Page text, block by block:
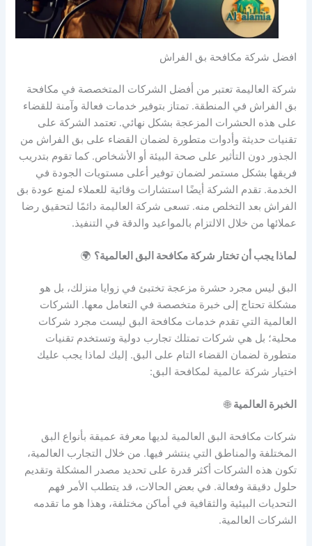
افضل شركة مكافحة بق الفراش
شركة العاليمة تعتبر من أفضل الشركات المتخصصة في مكافحة
بق الفراش في المنطقة. تمتاز بتوفير خدمات فعالة وآمنة للقضاء
على هذه الحشرات المزعجة بشكل نهائي. تعتمد الشركة على
تقنيات حديثة وأدوات متطورة لضمان القضاء على بق الفراش من
الجذور دون التأثير على صحة البيئة أو الأشخاص. كما تقوم بتدريب
فريقها بشكل مستمر لضمان توفير أعلى مستويات الجودة في
الخدمة. تقدم الشركة أيضًا استشارات وقائية للعملاء لمنع عودة بق
الفراش بعد التخلص منه. تسعى شركة العاليمة دائمًا لتحقيق رضا
عملائها من خلال الالتزام بالمواعيد والدقة في التنفيذ.
لماذا يجب أن تختار شركة مكافحة البق العالمية؟ 🌍
البق ليس مجرد حشرة مزعجة تختبئ في زوايا منزلك، بل هو
مشكلة تحتاج إلى خبرة متخصصة في التعامل معها. الشركات
العالمية التي تقدم خدمات مكافحة البق ليست مجرد شركات
محلية؛ بل هي شركات تمتلك تجارب دولية وتستخدم تقنيات
متطورة لضمان القضاء التام على البق. إليك لماذا يجب عليك
اختيار شركة عالمية لمكافحة البق:
الخبرة العالمية 🌐
شركات مكافحة البق العالمية لديها معرفة عميقة بأنواع البق
المختلفة والمناطق التي ينتشر فيها. من خلال التجارب العالمية،
تكون هذه الشركات أكثر قدرة على تحديد مصدر المشكلة وتقديم
حلول دقيقة وفعالة. في بعض الحالات، قد يتطلب الأمر فهم
التحديات البيئية والثقافية في أماكن مختلفة، وهذا هو ما تقدمه
الشركات العالمية.